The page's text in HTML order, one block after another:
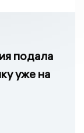
подала
уже на